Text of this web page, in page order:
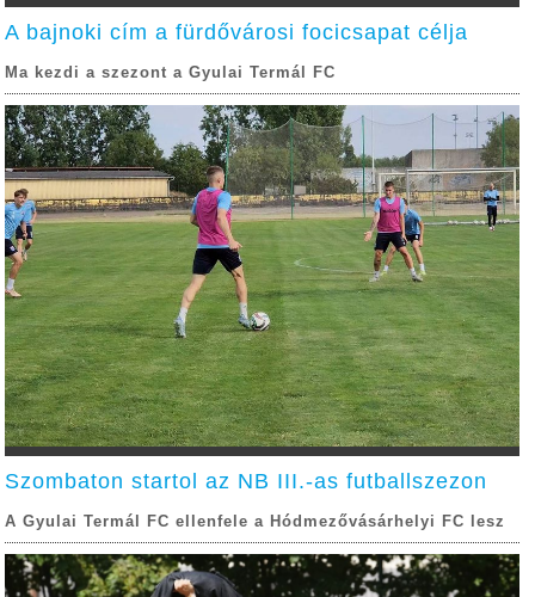
A bajnoki cím a fürdővárosi focicsapat célja
Ma kezdi a szezont a Gyulai Termál FC
Szombaton startol az NB III.-as futballszezon
A Gyulai Termál FC ellenfele a Hódmezővásárhelyi FC lesz